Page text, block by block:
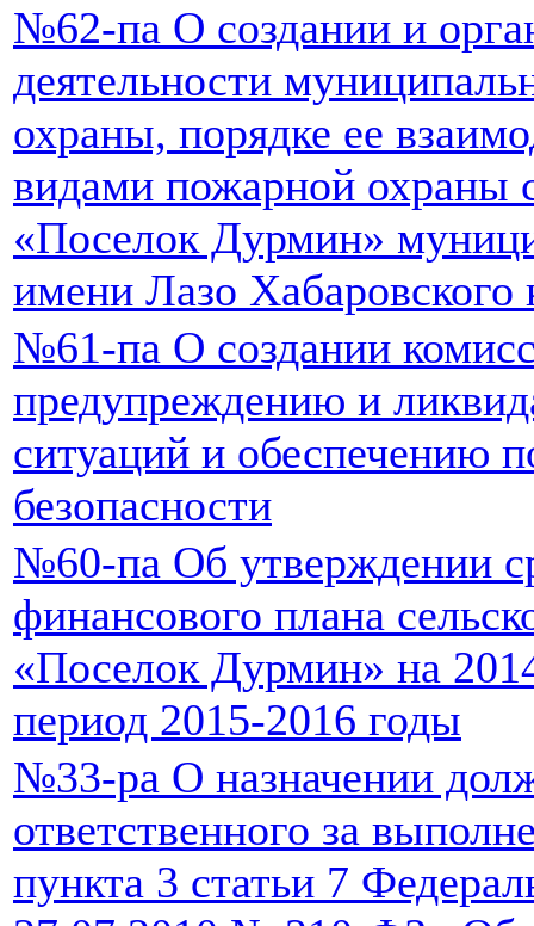
№62-па О создании и
деятельности
охраны, порядке ее
видами пожарной охраны
«Поселок Дурмин»
имени Лазо Хабаровского
№61-па О создании
предупреждению и
ситуаций и обеспечению
безопасности
№60-па Об утверждении
финансового плана
«Поселок Дурмин» на
период 2015-2016 годы
№33-ра О назначении
ответственного за
пункта 3 статьи 7